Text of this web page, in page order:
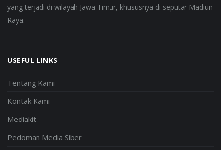
yang terjadi di wilayah Jawa Timur, khususnya di seputar Madiun
Raya.
USEFUL LINKS
Tentang Kami
Kontak Kami
Mediakit
Pedoman Media Siber